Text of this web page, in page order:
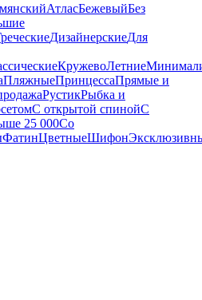
АтласБежевыйБез
ДизайнерскиеДля
КружевоЛетние
ПляжныеПринцессаПрямые и
РустикРыбка и
С открытой спинойС
25 000Со
ФатинЦветныеШифон